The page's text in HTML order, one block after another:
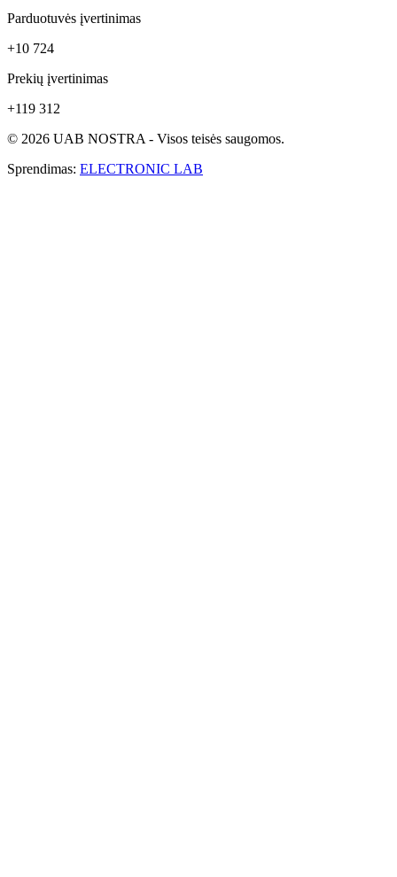
Parduotuvės įvertinimas
+10 724
Prekių įvertinimas
+119 312
© 2026 UAB NOSTRA - Visos teisės saugomos.
Sprendimas: ELECTRONIC LAB